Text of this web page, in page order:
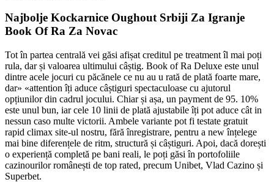
Najbolje Kockarnice Oughout Srbiji Za Igranje
Book Of Ra Za Novac
Tot în partea centrală vei găsi afișat creditul pe treatment îl mai poți
rula, dar și valoarea ultimului câștig. Book of Ra Deluxe este unul
dintre acele jocuri cu păcănele ce nu au u rată de plată foarte mare,
dar» «attention îți aduce câștiguri spectaculoase cu ajutorul
opțiunilor din cadrul jocului. Chiar și așa, un payment de 95. 10%
este unul bun, iar cele 10 linii de plată ajustabile îți pot aduce cât in
nessun caso multe victorii. Ambele variante pot fi testate gratuit
rapid climax site-ul nostru, fără înregistrare, pentru a new înțelege
mai bine diferențele de ritm, structură și câștiguri. Apoi, dacă dorești
o experiență completă pe bani reali, le poți găsi în portofoliile
cazinourilor românești de top rated, precum Unibet, Vlad Cazino și
Superbet.